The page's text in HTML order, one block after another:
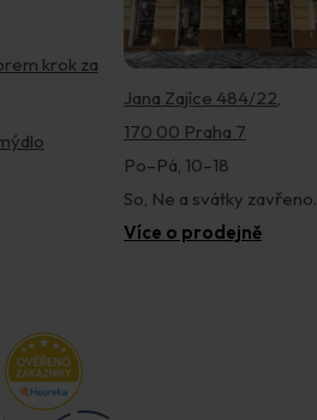
krok za
Jana Zajíce 484/22,
170 00 Praha 7
Po–Pá, 10–18
So, Ne a svátky zavřeno.
Více o prodejně